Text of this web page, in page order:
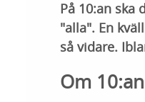
På 10:an ska
"alla". En
så vidare.
Om 10:an